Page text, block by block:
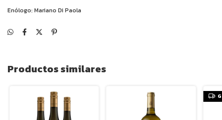
Enólogo: Mariano Di Paola
Productos similares